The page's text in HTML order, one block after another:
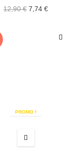
12,90 € 7,74 €
PROMO !